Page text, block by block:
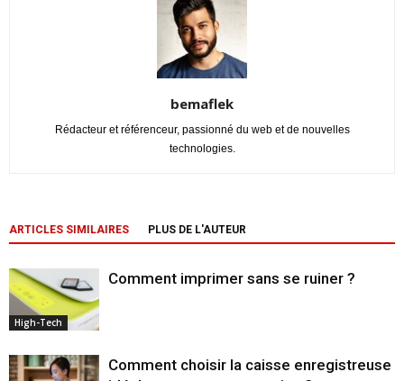
bemaflek
Rédacteur et référenceur, passionné du web et de nouvelles
technologies.
ARTICLES SIMILAIRES PLUS DE L'AUTEUR
High-Tech
Comment imprimer sans se ruiner ?
Comment choisir la caisse enregistreuse